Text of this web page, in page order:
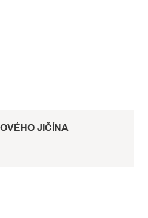
JIČÍNA